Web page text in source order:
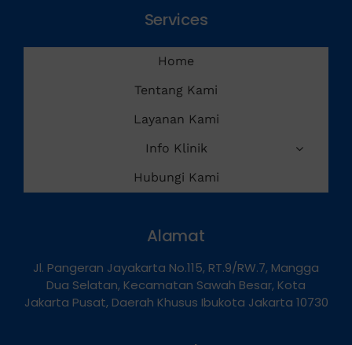
Hubungi Kami
Jl. Pangeran Jayakarta No.115, RT.9/RW.7, Mangga
Dua Selatan, Kecamatan Sawah Besar, Kota